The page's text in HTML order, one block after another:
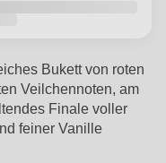
Bukett von roten
Veilchennoten, am
Finale voller
feiner Vanille